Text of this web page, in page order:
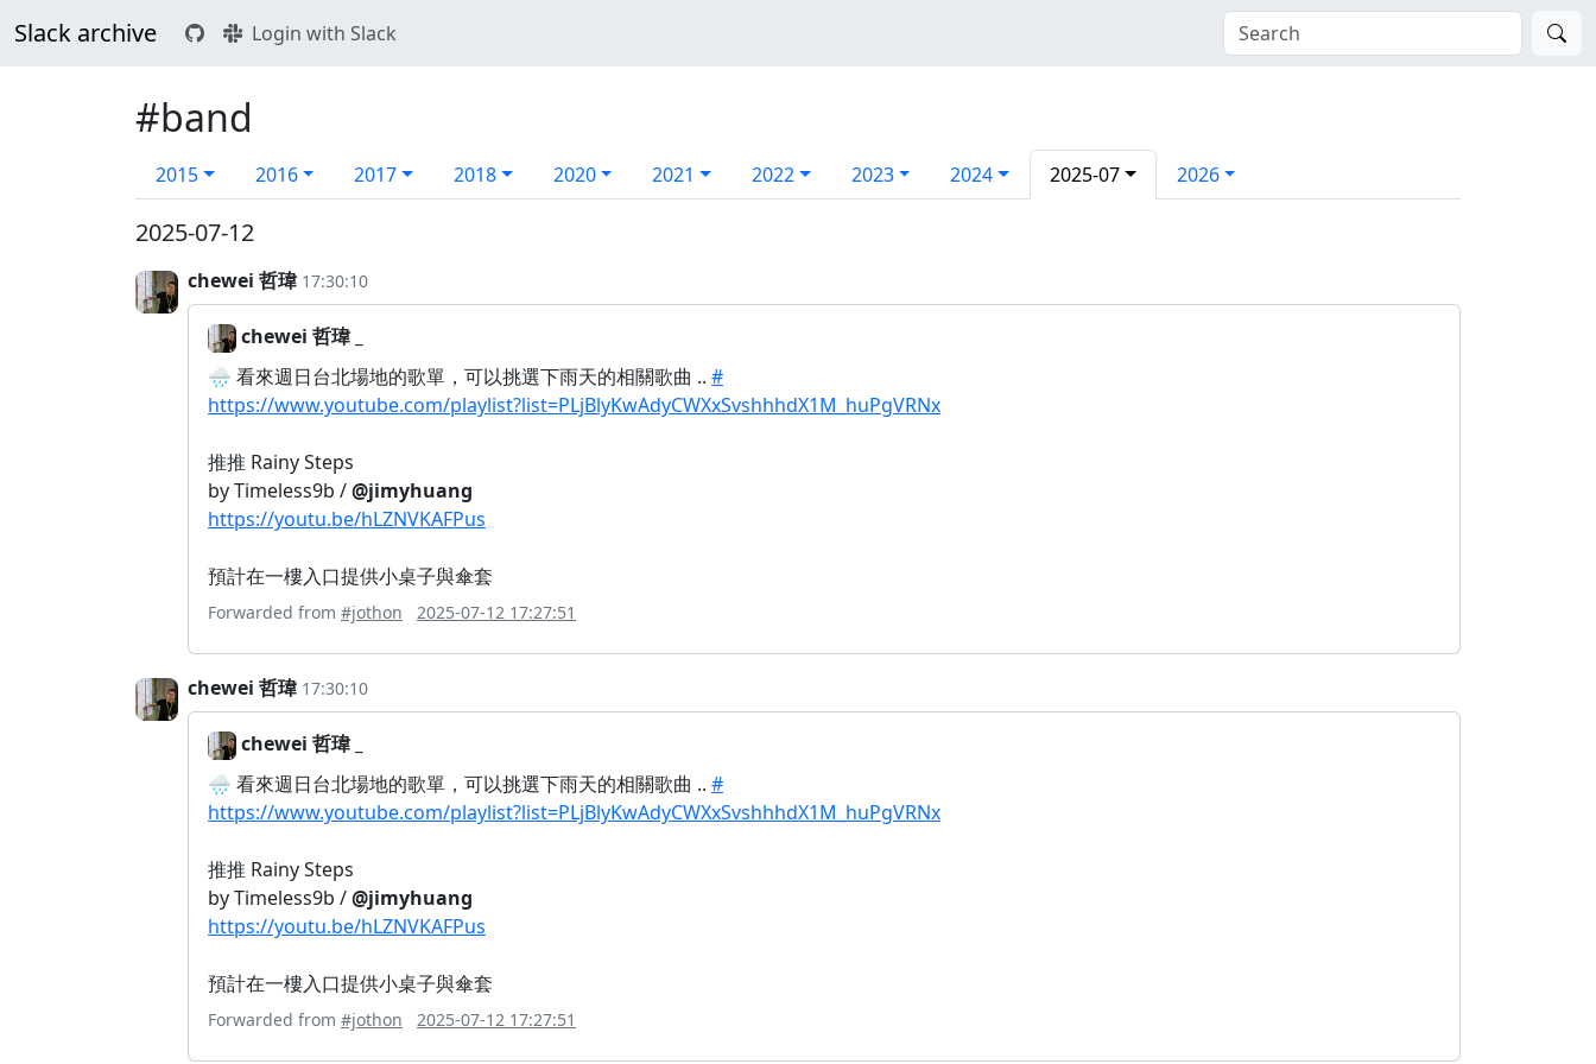
Slack archive Login with Slack
#band
2015 2016 2017 2018 2020 2021 2022 2023 2024 2025-07 2026
2025-07-12
chewei 哲瑋 17:30:10
chewei 哲瑋 _
🌧️ 看來週日台北場地的歌單，可以挑選下雨天的相關歌曲 .. #
https://www.youtube.com/playlist?list=PLjBlyKwAdyCWXxSvshhhdX1M_huPgVRNx
推推 Rainy Steps
by Timeless9b /@jimyhuang
https://youtu.be/hLZNVKAFPus
預計在一樓入口提供小桌子與傘套
Forwarded from #jothon 2025-07-12 17:27:51
chewei 哲瑋 17:30:10
chewei 哲瑋 _
🌧️ 看來週日台北場地的歌單，可以挑選下雨天的相關歌曲 .. #
https://www.youtube.com/playlist?list=PLjBlyKwAdyCWXxSvshhhdX1M_huPgVRNx
推推 Rainy Steps
by Timeless9b /@jimyhuang
https://youtu.be/hLZNVKAFPus
預計在一樓入口提供小桌子與傘套
Forwarded from #jothon 2025-07-12 17:27:51